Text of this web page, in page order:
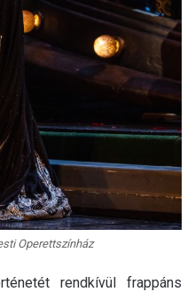
Operettszínház
rendkívül frappáns